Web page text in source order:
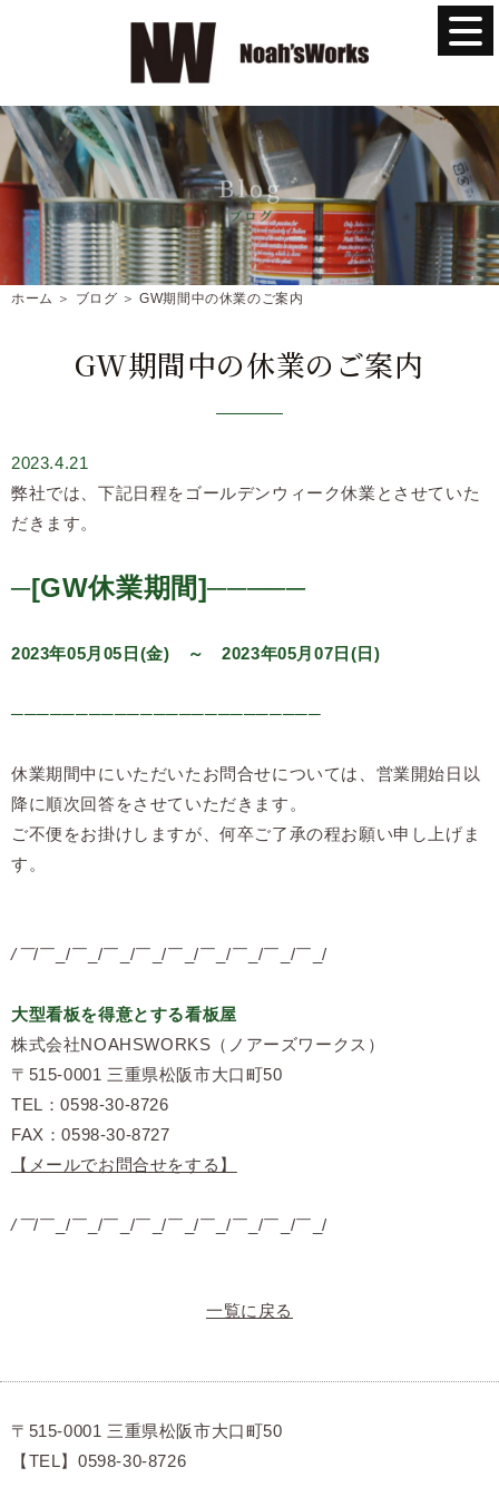
ホーム ＞ ブログ ＞ GW期間中の休業のご案内
GW期間中の休業のご案内
2023.4.21
弊社では、下記日程をゴールデンウィーク休業とさせていた
だきます。
─[GW休業期間]─────
2023年05月05日(金) ～ 2023年05月07日(日)
────────────────────────
休業期間中にいただいたお問合せについては、営業開始日以
降に順次回答をさせていただきます。
ご不便をお掛けしますが、何卒ご了承の程お願い申し上げま
す。
/￣/￣_/￣_/￣_/￣_/￣_/￣_/￣_/￣_/￣_/
大型看板を得意とする看板屋
株式会社NOAHSWORKS（ノアーズワークス）
〒515-0001 三重県松阪市大口町50
TEL：0598-30-8726
FAX：0598-30-8727
【メールでお問合せをする】
/￣/￣_/￣_/￣_/￣_/￣_/￣_/￣_/￣_/￣_/
一覧に戻る
〒515-0001 三重県松阪市大口町50
【TEL】0598-30-8726